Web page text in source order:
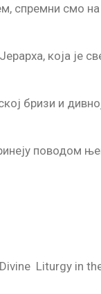
спремни смо на
која је
бризи и
поводом
Liturgy in